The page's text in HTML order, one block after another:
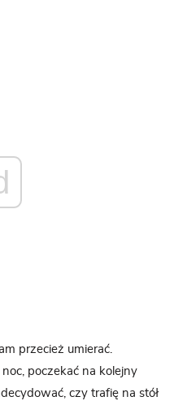
przecież umierać.
poczekać na kolejny
czy trafię na stół